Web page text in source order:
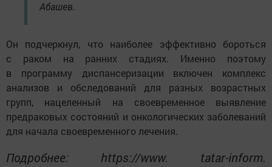
Абашев.
Он подчеркнул, что наиболее эффективно бороться
с раком на ранних стадиях. Именно поэтому
в программу диспансеризации включен комплекс
анализов и обследований для разных возрастных
групп, нацеленный на своевременное выявление
предраковых состояний и онкологических заболеваний
для начала своевременного лечения.
Подробнее: https://www. tatar-inform.